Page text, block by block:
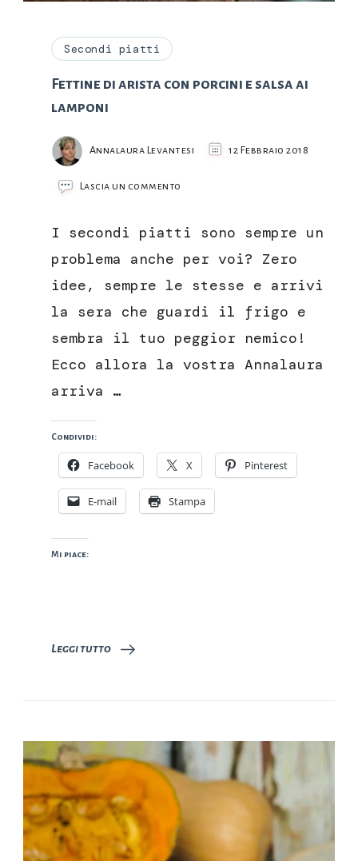
Secondi piatti
Fettine di arista con porcini e salsa ai
lamponi
Annalaura Levantesi 12 Febbraio 2018
Lascia un commento
arista
porcini
e
ai
lamponi
I secondi piatti sono sempre un
problema anche per voi? Zero
idee, sempre le stesse e arrivi
la sera che guardi il frigo e
sembra il tuo peggior nemico!
Ecco allora la vostra Annalaura
arriva …
Condividi:
Facebook X Pinterest
E-mail Stampa
Mi piace:
Leggi tutto